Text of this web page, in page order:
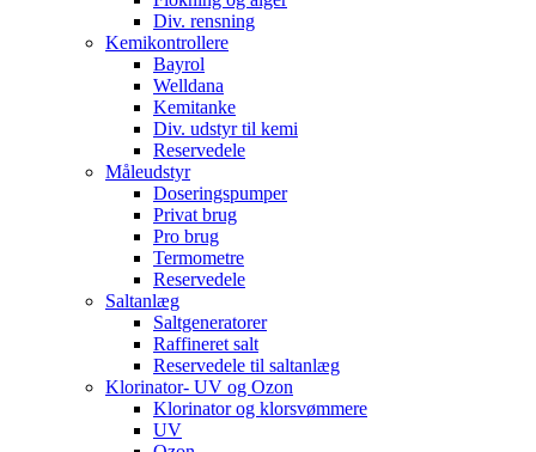
Div. rensning
Kemikontrollere
Bayrol
Welldana
Kemitanke
Div. udstyr til kemi
Reservedele
Måleudstyr
Doseringspumper
Privat brug
Pro brug
Termometre
Reservedele
Saltanlæg
Saltgeneratorer
Raffineret salt
Reservedele til saltanlæg
Klorinator- UV og Ozon
Klorinator og klorsvømmere
UV